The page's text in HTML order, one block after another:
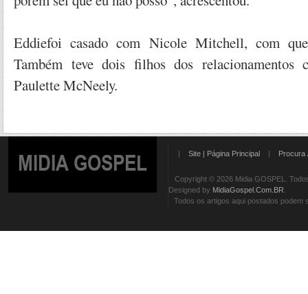
Eddiefoi casado com Nicole Mitchell, com
Também teve dois filhos dos relacionamentos
Paulette McNeely.
MIDIA GOSPEL | Site | Página Principal | Procura
Copyright © 2026 Midia GOSPEL.
Designed by MidiaGospel.Com.BR
Todos os artigos aqui postados podem